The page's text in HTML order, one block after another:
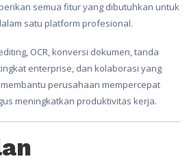
semua fitur yang dibutuhkan untuk
satu platform profesional.
OCR, konversi dokumen, tanda
enterprise, dan kolaborasi yang
membantu perusahaan mempercepat
meningkatkan produktivitas kerja.